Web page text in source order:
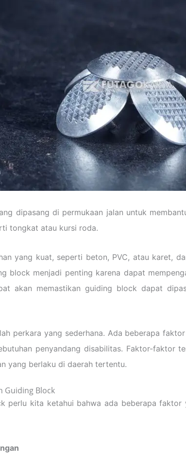
dipasang di permukaan jalan untuk
tongkat atau kursi roda.
yang kuat, seperti beton, PVC, atau karet,
block menjadi penting karena dapat
akan memastikan guiding block dapat
perkara yang sederhana. Ada beberapa
penyandang disabilitas. Faktor-faktor
yang berlaku di daerah tertentu.
Guiding Block
perlu kita ketahui bahwa ada beberapa